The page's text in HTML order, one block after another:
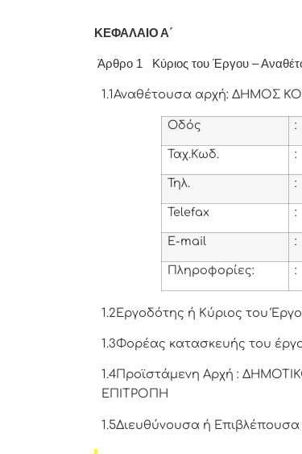
ΚΕΦΑΛΑΙΟ Α΄
Άρθρο 1 Κύριος του Έργου –
1.1Αναθέτουσα αρχή: ΔΗΜΟΣ
Οδός :
Ταχ.Κωδ. :
Τηλ. :
Telefax :
E-mail :
Πληροφορίες: :
1.2Εργοδότης ή Κύριος του
1.3Φορέας κατασκευής του
1.4Προϊστάμενη Αρχή :
ΕΠΙΤΡΟΠΗ
1.5Διευθύνουσα ή